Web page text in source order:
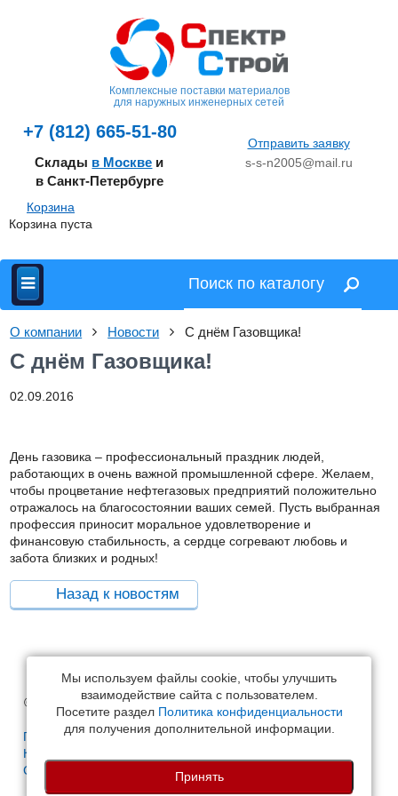
Комплексные поставки материалов
для наружных инженерных сетей
+7 (812) 665-51-80
Склады в Москве и
в Санкт-Петербурге
Отправить заявку
s-s-n2005@mail.ru
Корзина
Корзина пуста
О компании Новости С днём Газовщика!
С днём Газовщика!
02.09.2016
День газовика – профессиональный праздник людей,
работающих в очень важной промышленной сфере. Желаем,
чтобы процветание нефтегазовых предприятий положительно
отражалось на благосостоянии ваших семей. Пусть выбранная
профессия приносит моральное удовлетворение и
финансовую стабильность, а сердце согревают любовь и
забота близких и родных!
Назад к новостям
© Спектр-Строй, 2006-2026
Политика конфиденциальности
Карта сайта
Создание и продвижение сайта
Мы используем файлы cookie, чтобы улучшить
взаимодействие сайта с пользователем.
Посетите раздел Политика конфиденциальности
для получения дополнительной информации.
Принять